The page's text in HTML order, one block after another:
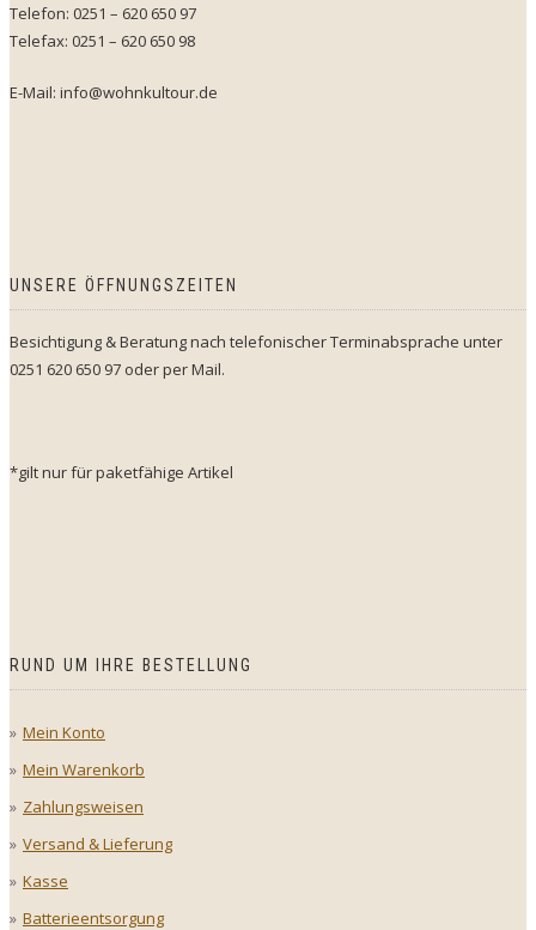
Telefon: 0251 – 620 650 97
Telefax: 0251 – 620 650 98
E-Mail: info@wohnkultour.de
UNSERE ÖFFNUNGSZEITEN
Besichtigung & Beratung nach telefonischer Terminabsprache unter
0251 620 650 97 oder per Mail.
*gilt nur für paketfähige Artikel
RUND UM IHRE BESTELLUNG
Mein Konto
Mein Warenkorb
Zahlungsweisen
Versand & Lieferung
Kasse
Batterieentsorgung